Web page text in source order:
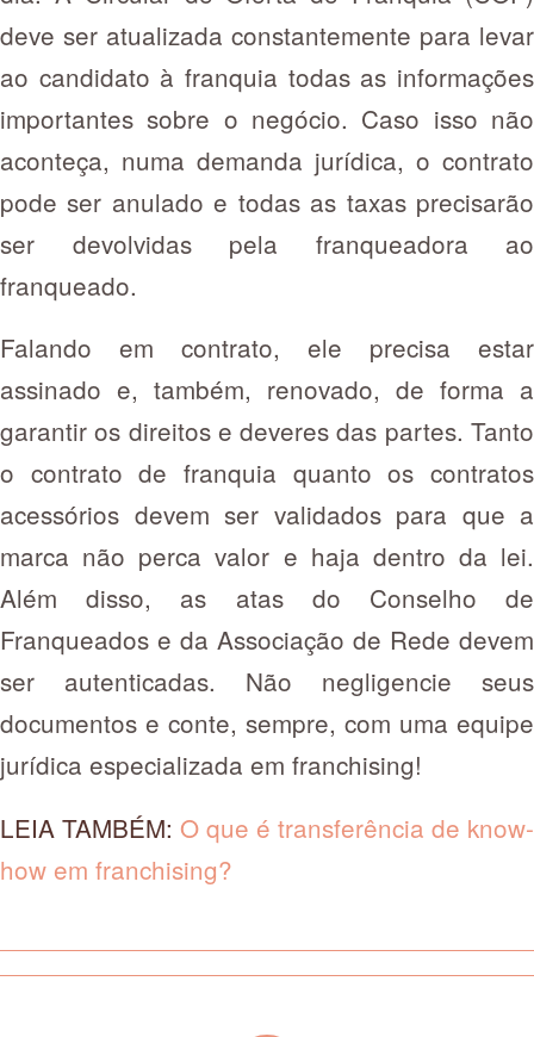
deve ser atualizada constantemente para levar
ao candidato à franquia todas as informações
importantes sobre o negócio. Caso isso não
aconteça, numa demanda jurídica, o contrato
pode ser anulado e todas as taxas precisarão
ser devolvidas pela franqueadora ao
franqueado.
Falando em contrato, ele precisa estar
assinado e, também, renovado, de forma a
garantir os direitos e deveres das partes. Tanto
o contrato de franquia quanto os contratos
acessórios devem ser validados para que a
marca não perca valor e haja dentro da lei.
Além disso, as atas do Conselho de
Franqueados e da Associação de Rede devem
ser autenticadas. Não negligencie seus
documentos e conte, sempre, com uma equipe
jurídica especializada em franchising!
LEIA TAMBÉM: O que é transferência de know-
how em franchising?